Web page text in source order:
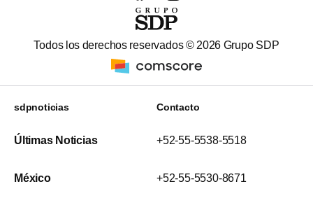
Todos los derechos reservados ©2026 Grupo SDP
sdpnoticias
Últimas Noticias
México
Contacto
+52-55-5538-5518
+52-55-5530-8671